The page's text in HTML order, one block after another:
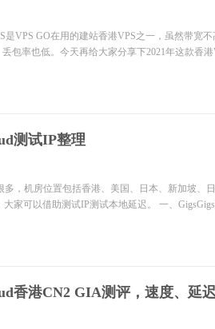
是VPS GO在用的建站香港VPS之一，虽然带宽不
包率也低。今天再给大家分享下2021年这款香
测试IP整理
多，机房位置包括香港、美国、日本、新加坡、
大家可以借助测试IP测试本地延迟。 一、
香港CN2 GIA测评，速度、延